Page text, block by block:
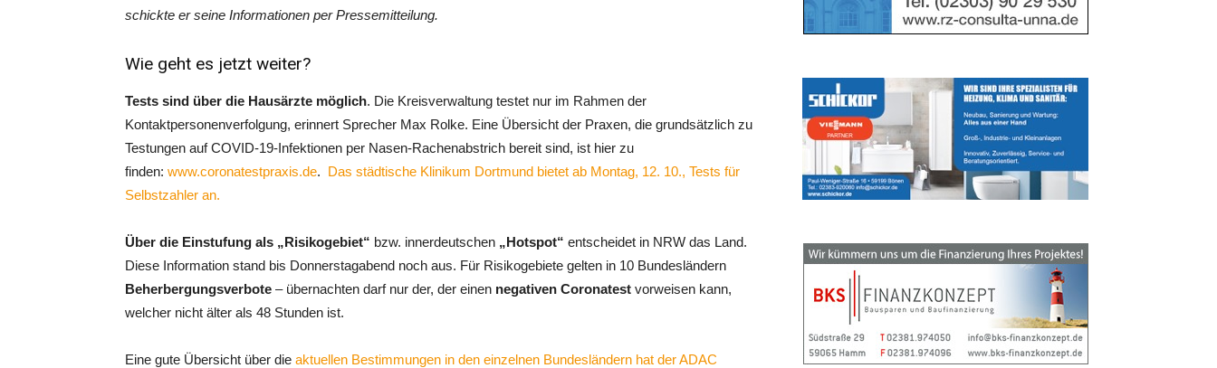
schickte er seine Informationen per Pressemitteilung.
Wie geht es jetzt weiter?
Tests sind über die Hausärzte möglich. Die Kreisverwaltung testet nur im Rahmen der
Kontaktpersonenverfolgung, erinnert Sprecher Max Rolke. Eine Übersicht der Praxen, die grundsätzlich zu
Testungen auf COVID-19-Infektionen per Nasen-Rachenabstrich bereit sind, ist hier zu
finden: www.coronatestpraxis.de. Das städtische Klinikum Dortmund bietet ab Montag, 12. 10., Tests für
Selbstzahler an.
Über die Einstufung als „Risikogebiet“ bzw. innerdeutschen „Hotspot“ entscheidet in NRW das Land.
Diese Information stand bis Donnerstagabend noch aus. Für Risikogebiete gelten in 10 Bundesländern
Beherbergungsverbote – übernachten darf nur der, der einen negativen Coronatest vorweisen kann,
welcher nicht älter als 48 Stunden ist.
Eine gute Übersicht über die aktuellen Bestimmungen in den einzelnen Bundesländern hat der ADAC